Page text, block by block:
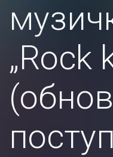
„Rock